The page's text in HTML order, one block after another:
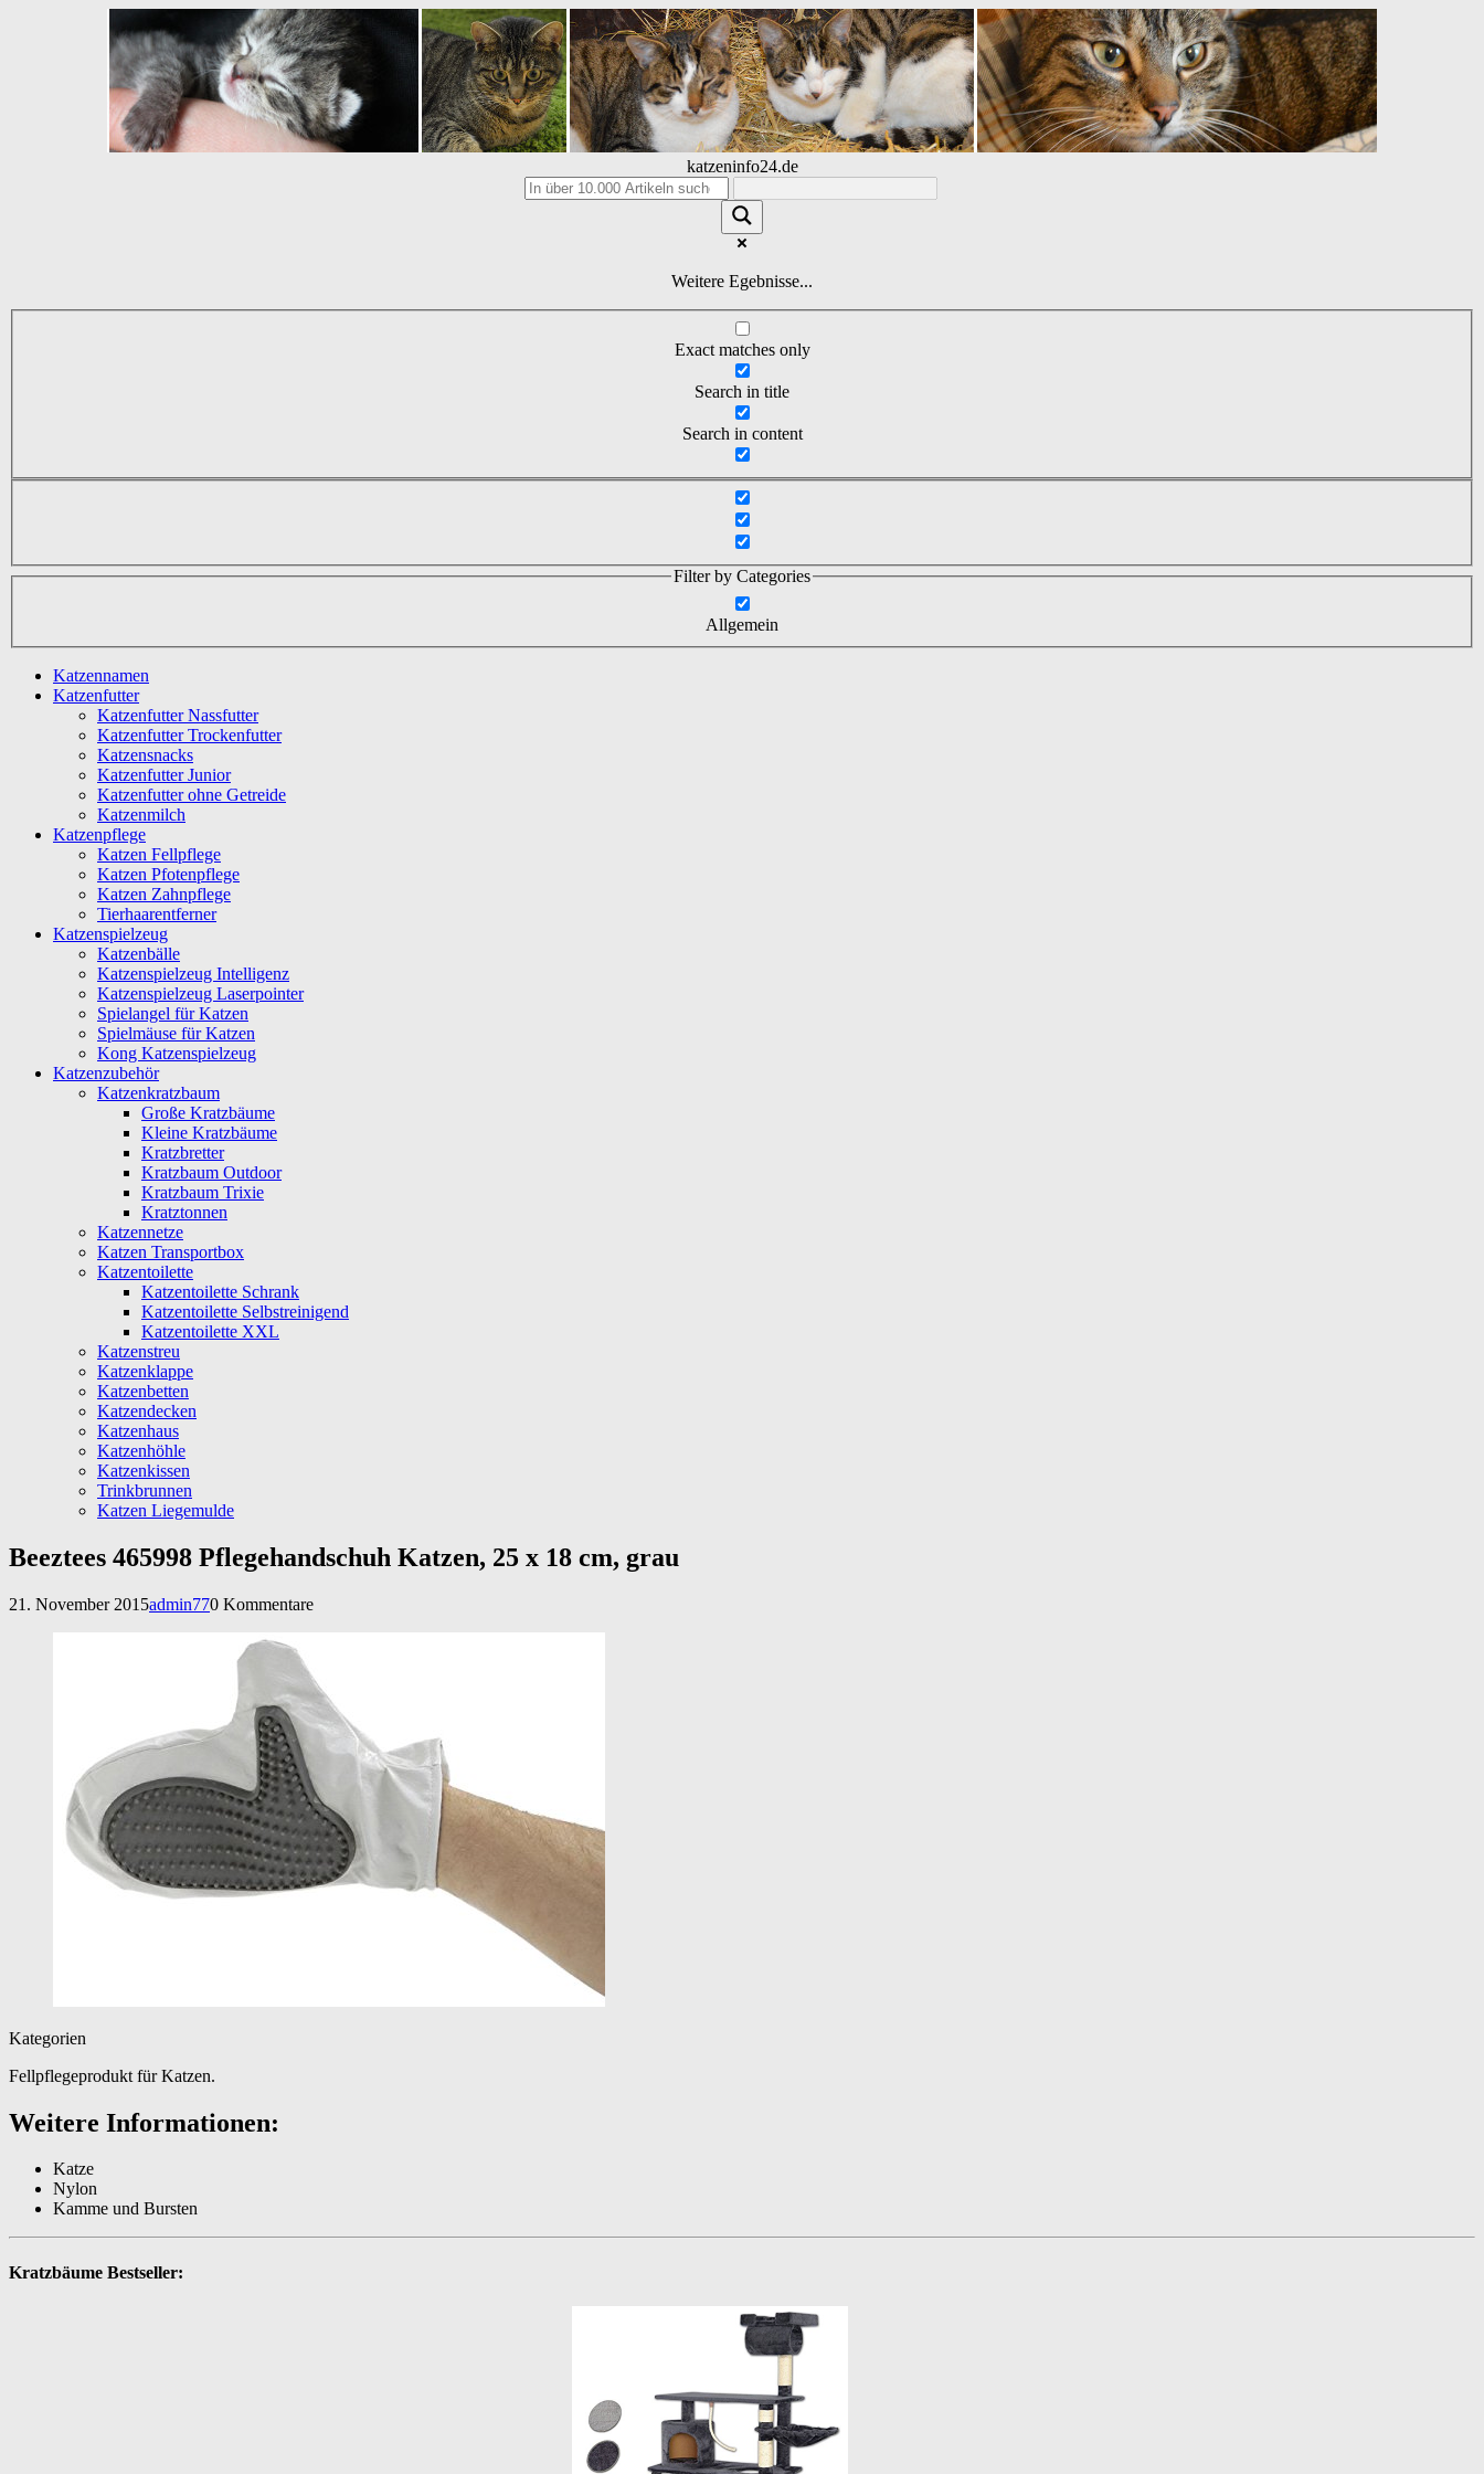
katzeninfo24.de
Weitere Egebnisse...
Exact matches only
Search in title
Search in content
Filter by Categories
Allgemein
Katzennamen
Katzenfutter
Katzenfutter Nassfutter
Katzenfutter Trockenfutter
Katzensnacks
Katzenfutter Junior
Katzenfutter ohne Getreide
Katzenmilch
Katzenpflege
Katzen Fellpflege
Katzen Pfotenpflege
Katzen Zahnpflege
Tierhaarentferner
Katzenspielzeug
Katzenbälle
Katzenspielzeug Intelligenz
Katzenspielzeug Laserpointer
Spielangel für Katzen
Spielmäuse für Katzen
Kong Katzenspielzeug
Katzenzubehör
Katzenkratzbaum
Große Kratzbäume
Kleine Kratzbäume
Kratzbretter
Kratzbaum Outdoor
Kratzbaum Trixie
Kratztonnen
Katzennetze
Katzen Transportbox
Katzentoilette
Katzentoilette Schrank
Katzentoilette Selbstreinigend
Katzentoilette XXL
Katzenstreu
Katzenklappe
Katzenbetten
Katzendecken
Katzenhaus
Katzenhöhle
Katzenkissen
Trinkbrunnen
Katzen Liegemulde
Beeztees 465998 Pflegehandschuh Katzen, 25 x 18 cm, grau
21. November 2015admin770 Kommentare
Kategorien
Fellpflegeprodukt für Katzen.
Weitere Informationen:
Katze
Nylon
Kamme und Bursten
Kratzbäume Bestseller: